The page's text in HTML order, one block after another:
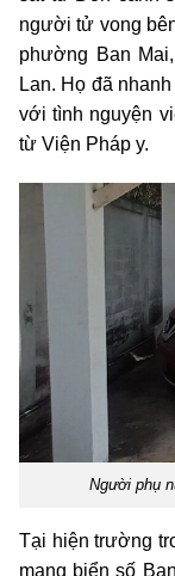
người tử vong
phường Ban
Lan. Họ đã
với tình nguyện
từ Viện Pháp y.
Người phụ
Tại hiện trường
mang biển số